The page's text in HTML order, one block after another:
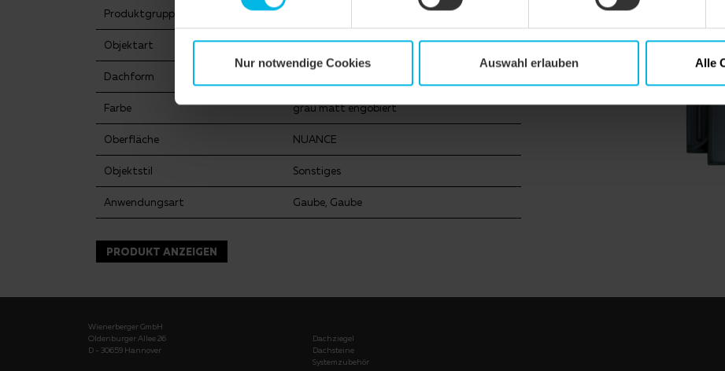
Nur notwendige Cookies Auswahl erlauben Alle
Produktgruppe
Objektart Industriebau
Dachform
Farbe grau matt engobiert
Oberfläche NUANCE
Objektstil Sonstiges
Anwendungsart Gaube, Gaube
PRODUKT ANZEIGEN
Wienerberger GmbH
Oldenburger Allee 26
D - 30659 Hannover
Dachziegel
Dachsteine
Systemzubehör